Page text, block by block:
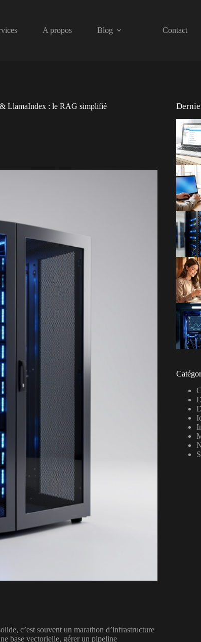
A propos Blog Contact
LlamaIndex : le RAG simplifié
c’est souvent un marathon d’infrastructure
base vectorielle, gérer un pipeline